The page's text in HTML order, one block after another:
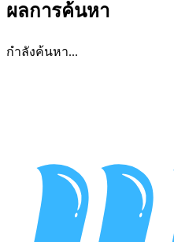
ผลการค้นหา
กำลังค้นหา...